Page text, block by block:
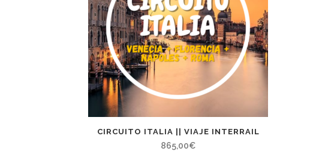
CIRCUITO ITALIA || VIAJE INTERRAIL
865,00€